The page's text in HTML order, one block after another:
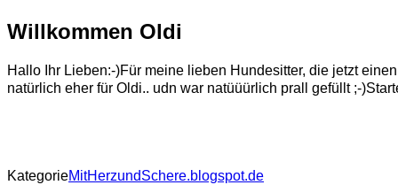
Willkommen Oldi
Hallo Ihr Lieben:-)Für meine lieben Hundesitter, die jetzt
natürlich eher für Oldi.. udn war natüüürlich prall gefüllt ;-
KategorieMitHerzundSchere.blogspot.de